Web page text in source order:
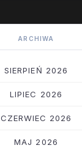
ARCHIWA
SIERPIEŃ 2026
LIPIEC 2026
CZERWIEC 2026
MAJ 2026